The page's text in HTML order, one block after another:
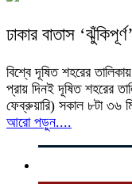
ঢাকার বাতাস
বিশ্বে দূষিত শহরের
প্রায় দিনই দূষিত শহরের
ফেব্রুয়ারি) সকাল ৮টা ৩৬
আরো পড়ুন....